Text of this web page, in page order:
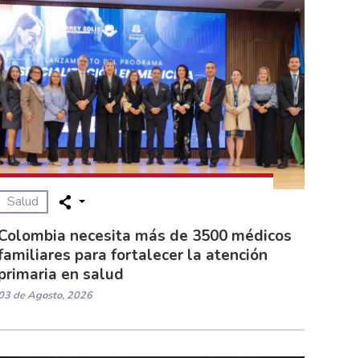
Salud
necesita más de 3500 médicos
para fortalecer la atención
en salud
de Agosto, 2026